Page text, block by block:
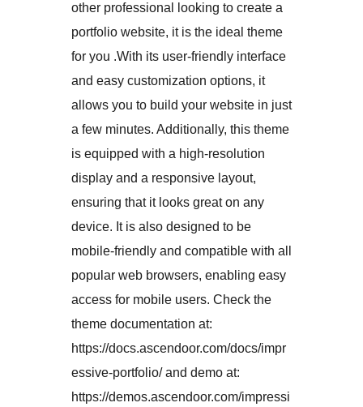
other professional looking to create a
portfolio website, it is the ideal theme
for you .With its user-friendly interface
and easy customization options, it
allows you to build your website in just
a few minutes. Additionally, this theme
is equipped with a high-resolution
display and a responsive layout,
ensuring that it looks great on any
device. It is also designed to be
mobile-friendly and compatible with all
popular web browsers, enabling easy
access for mobile users. Check the
theme documentation at:
https://docs.ascendoor.com/docs/impr
essive-portfolio/ and demo at:
https://demos.ascendoor.com/impressi